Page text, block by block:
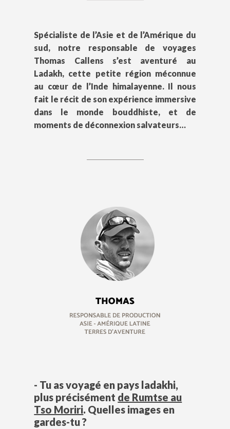
Spécialiste de l’Asie et de l’Amérique du
sud, notre responsable de voyages
Thomas Callens s’est aventuré au
Ladakh, cette petite région méconnue
au cœur de l’Inde himalayenne. Il nous
fait le récit de son expérience immersive
dans le monde bouddhiste, et de
moments de déconnexion salvateurs…
- Tu as voyagé en pays ladakhi,
plus précisément de Rumtse au
Tso Moriri. Quelles images en
gardes-tu ?